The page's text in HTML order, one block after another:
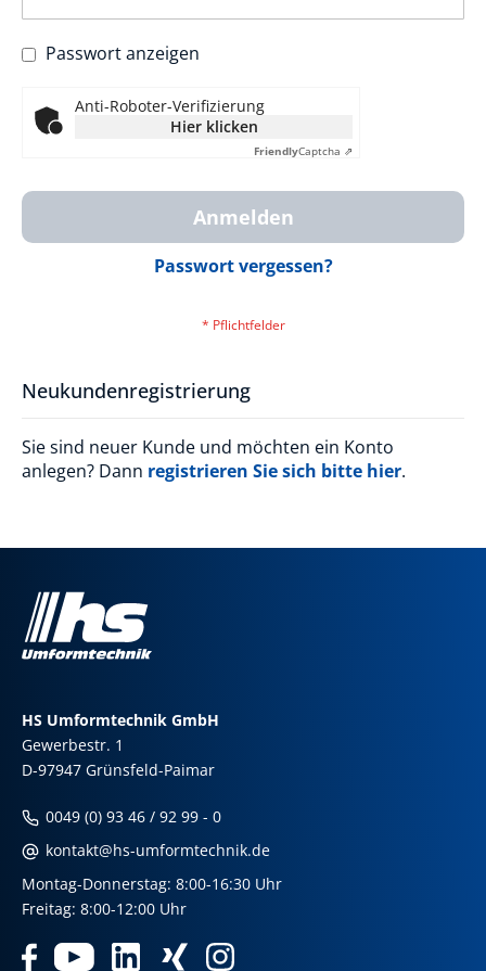
Passwort anzeigen
Anti-Roboter-Verifizierung
Hier klicken
FriendlyCaptcha ⇗
Anmelden
Passwort vergessen?
Neukundenregistrierung
Sie sind neuer Kunde und möchten ein Konto
anlegen? Dann registrieren Sie sich bitte hier.
HS Umformtechnik GmbH
Gewerbestr. 1
D-97947 Grünsfeld-Paimar
0049 (0) 93 46 / 92 99 - 0
kontakt@hs-umformtechnik.de
Montag-Donnerstag: 8:00-16:30 Uhr
Freitag: 8:00-12:00 Uhr